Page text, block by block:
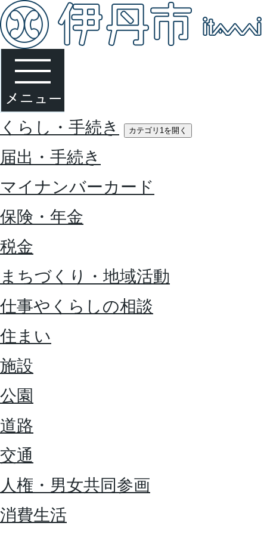
くらし・手続き カテゴリ1を開く
届出・手続き
マイナンバーカード
保険・年金
税金
まちづくり・地域活動
仕事やくらしの相談
住まい
施設
公園
道路
交通
人権・男女共同参画
消費生活